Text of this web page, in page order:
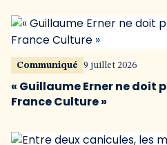
Communiqué 9 juillet 2026
« Guillaume Erner ne doit
France Culture »